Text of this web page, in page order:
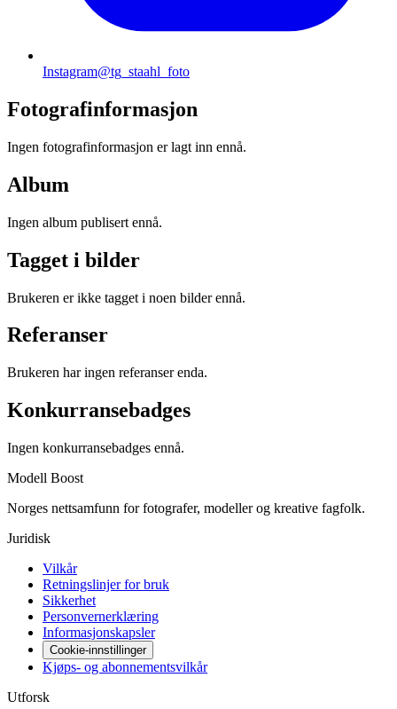
Instagram@tg_staahl_foto
Fotografinformasjon
Ingen fotografinformasjon er lagt inn ennå.
Album
Ingen album publisert ennå.
Tagget i bilder
Brukeren er ikke tagget i noen bilder ennå.
Referanser
Brukeren har ingen referanser enda.
Konkurransebadges
Ingen konkurransebadges ennå.
Modell Boost
Norges nettsamfunn for fotografer, modeller og kreative fagfolk.
Juridisk
Vilkår
Retningslinjer for bruk
Sikkerhet
Personvernerklæring
Informasjonskapsler
Cookie-innstillinger
Kjøps- og abonnementsvilkår
Utforsk